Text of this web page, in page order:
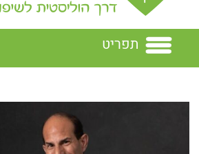
תפריט
נחשון מזרחי